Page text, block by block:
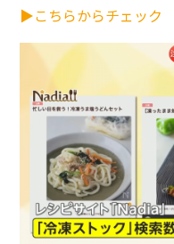
▶こちらからチェック